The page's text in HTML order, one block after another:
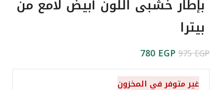
بإطار خشبى اللون أبيض لامع من
بيترا
975EGP
780 EGP
غير متوفر في المخزون